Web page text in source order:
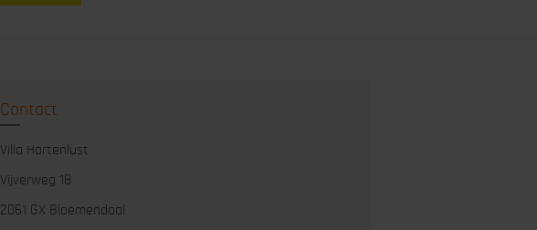
Contact
Villa Hartenlust
Vijverweg 18
2061 GX Bloemendaal